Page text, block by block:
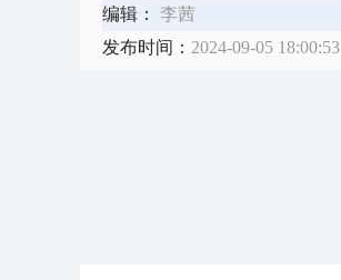
编辑：
李茜
发布时间： 2024-09-05 18:00:53